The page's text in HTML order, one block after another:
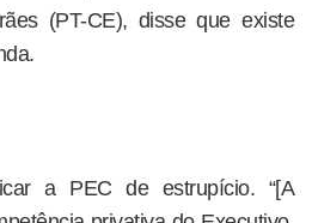
(PT-CE), disse que existe
a PEC de estrupício. “[A